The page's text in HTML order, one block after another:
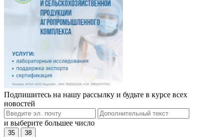
Подпишитесь на нашу рассылку и будьте в курсе всех
новостей
и выберите большее число
35 38